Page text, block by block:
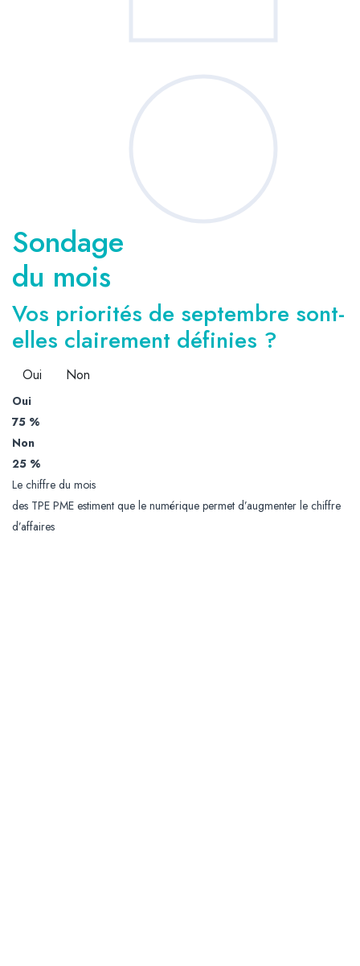
Sondage
du mois
Vos priorités de septembre sont-
elles clairement définies ?
Oui Non
Oui
75 %
Non
25 %
Le chiffre du mois
des TPE PME estiment que le numérique permet d’augmenter le chiffre
d’affaires